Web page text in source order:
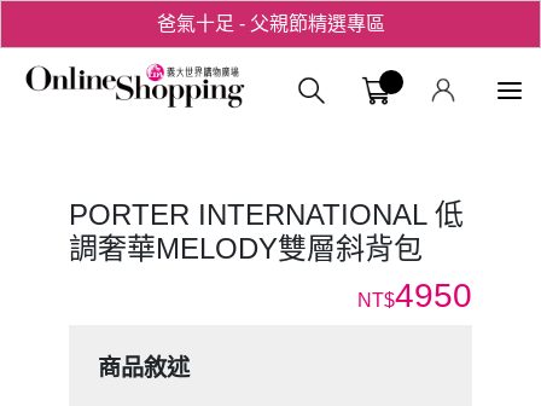
用心愛你！七夕星選禮遇！
義大購物
PORTER INTERNATIONAL 低
調奢華MELODY雙層斜背包
NT$4950
商品敘述